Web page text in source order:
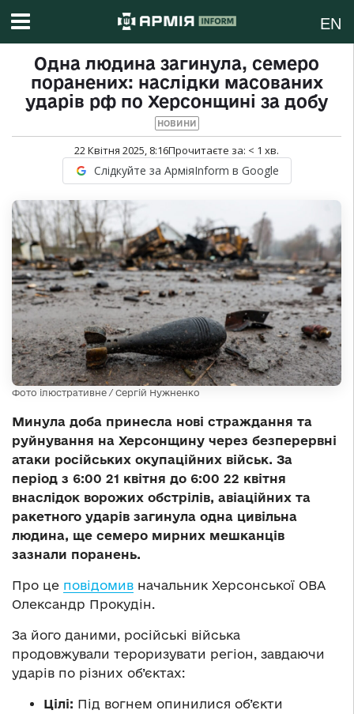
EN
Одна людина загинула, семеро
поранених: наслідки масованих
ударів рф по Херсонщині за добу
НОВИНИ
22 Квітня 2025, 8:16Прочитаєте за: < 1 хв.
Слідкуйте за АрміяInform в Google
Фото ілюстративне / Сергій Нужненко
Минула доба принесла нові страждання та
руйнування на Херсонщину через безперервні
атаки російських окупаційних військ. За
період з 6:00 21 квітня до 6:00 22 квітня
внаслідок ворожих обстрілів, авіаційних та
ракетного ударів загинула одна цивільна
людина, ще семеро мирних мешканців
зазнали поранень.
Про це повідомив начальник Херсонської ОВА
Олександр Прокудін.
За його даними, російські війська
продовжували тероризувати регіон, завдаючи
ударів по різних об’єктах:
Цілі: Під вогнем опинилися об’єкти